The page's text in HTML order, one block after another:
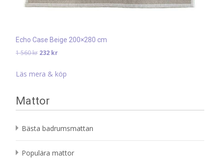
Echo Case Beige 200×280 cm
1 560kr Det
priset
560 kr.
232 krDet
priset
Läs mera & köp
Mattor
Bästa badrumsmattan
Populära mattor